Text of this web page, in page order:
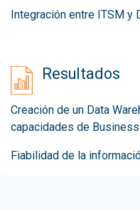
Integración entre ITSM y
Resultados
Creación de un Data
capacidades de
Fiabilidad de la